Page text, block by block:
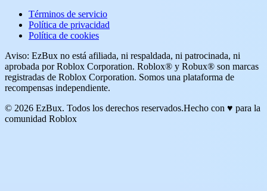
Términos de servicio
Política de privacidad
Política de cookies
Aviso: EzBux no está afiliada, ni respaldada, ni patrocinada, ni
aprobada por Roblox Corporation. Roblox® y Robux® son marcas
registradas de Roblox Corporation. Somos una plataforma de
recompensas independiente.
© 2026 EzBux. Todos los derechos reservados.Hecho con ♥ para la
comunidad Roblox